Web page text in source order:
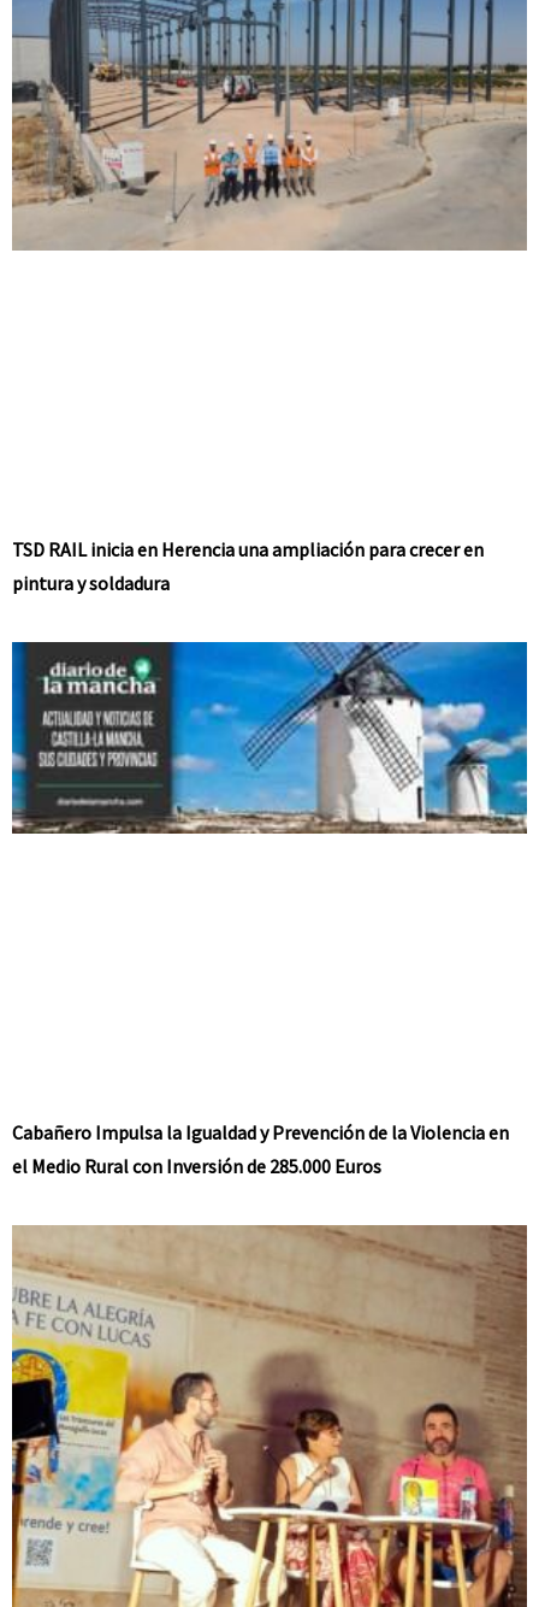
TSD RAIL inicia en Herencia una ampliación para crecer en
pintura y soldadura
Cabañero Impulsa la Igualdad y Prevención de la Violencia en
el Medio Rural con Inversión de 285.000 Euros